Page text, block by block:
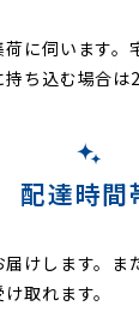
に伺います。
ち込む場合は
配達時間
けします。ま
取れます。